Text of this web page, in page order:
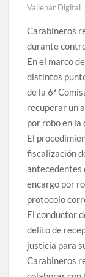
Vallenar Digital
Carabineros
durante
En el marco
distintos
de la 6ª
recuperar un
por robo en la
El
fiscalización
antecedentes
encargo por
protocolo
El conductor
delito de
justicia para
Carabineros